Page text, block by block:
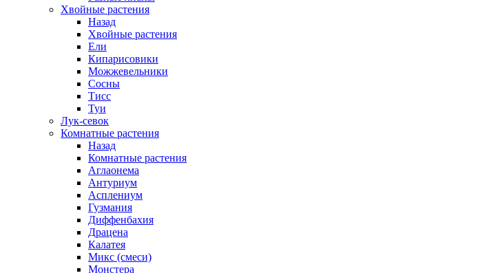
Хвойные растения
Назад
Хвойные растения
Ели
Кипарисовики
Можжевельники
Сосны
Тисс
Туи
Лук-севок
Комнатные растения
Назад
Комнатные растения
Аглаонема
Антуриум
Асплениум
Гузмания
Диффенбахия
Драцена
Калатея
Микс (смеси)
Монстера